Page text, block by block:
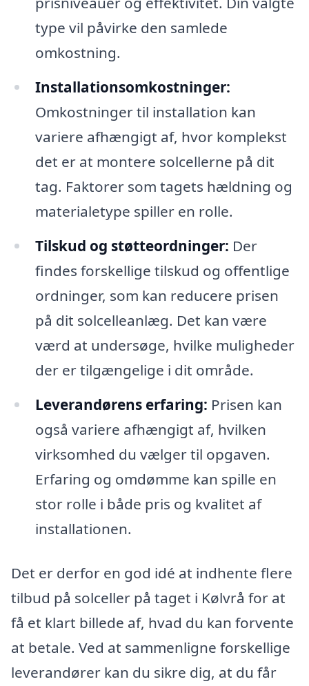
type vil påvirke den samlede
omkostning.
Installationsomkostninger:
Omkostninger til installation kan
variere afhængigt af, hvor komplekst
det er at montere solcellerne på dit
tag. Faktorer som tagets hældning og
materialetype spiller en rolle.
Tilskud og støtteordninger: Der
findes forskellige tilskud og offentlige
ordninger, som kan reducere prisen
på dit solcelleanlæg. Det kan være
værd at undersøge, hvilke muligheder
der er tilgængelige i dit område.
Leverandørens erfaring: Prisen kan
også variere afhængigt af, hvilken
virksomhed du vælger til opgaven.
Erfaring og omdømme kan spille en
stor rolle i både pris og kvalitet af
installationen.
Det er derfor en god idé at indhente flere
tilbud på solceller på taget i Kølvrå for at
få et klart billede af, hvad du kan forvente
at betale. Ved at sammenligne forskellige
leverandører kan du sikre dig, at du får